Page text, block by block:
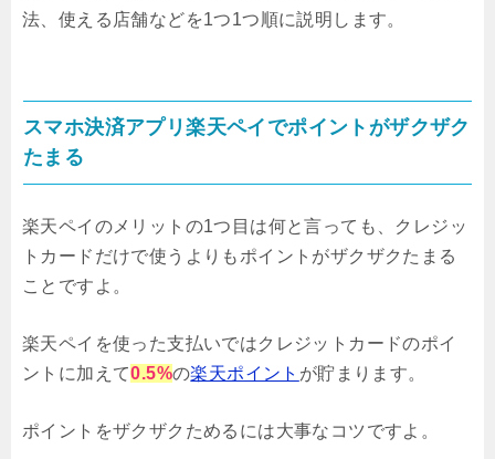
法、使える店舗などを1つ1つ順に説明します。
スマホ決済アプリ楽天ペイでポイントがザクザク
たまる
楽天ペイのメリットの1つ目は何と言っても、クレジッ
トカードだけで使うよりもポイントがザクザクたまる
ことですよ。
楽天ペイを使った支払いではクレジットカードのポイ
ントに加えて0.5%の楽天ポイント が貯まります。
ポイントをザクザクためるには大事なコツですよ。